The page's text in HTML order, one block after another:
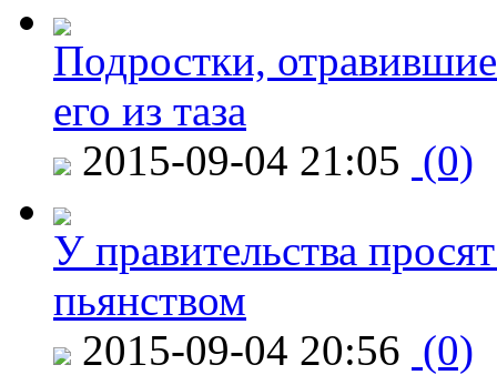
Подростки,
его из таза
2015-09-04 21:05 (0)
У правительства
пьянством
2015-09-04 20:56 (0)